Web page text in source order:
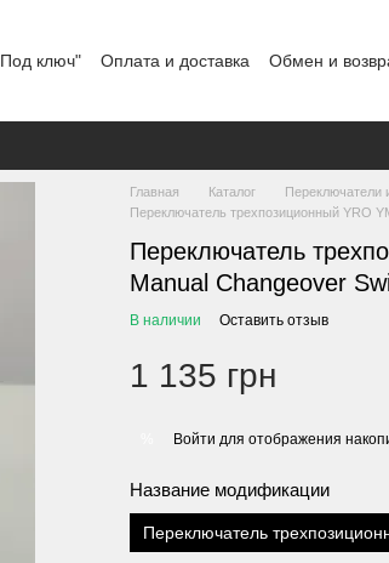
ключ" Оплата и доставка Обмен и
Главная Каталог Переключатели
Переключатель трехпозиционный YRO
Переключатель
Manual Changeover
В наличии Оставить отзыв
1 135 грн
Войти для отображения
Название модификации
Переключатель